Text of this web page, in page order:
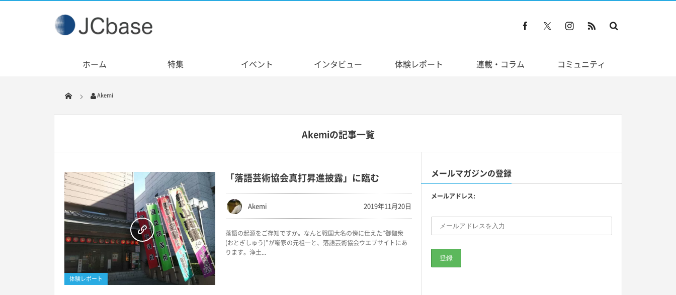
ホーム 特集 イベント インタビュー 体験レポート 連載・コラム コミュニティ
Akemi
Akemiの記事一覧
体験レポート
「落語芸術協会真打昇進披露」に臨む
Akemi 2019年11月20日
落語の起源をご存知ですか。なんと戦国大名の傍に仕えた”御伽衆
(おとぎしゅう)”が噺家の元祖―と、落語芸術協会ウエブサイトにあ
ります。浄土...
メールマガジンの登録
メールアドレス: